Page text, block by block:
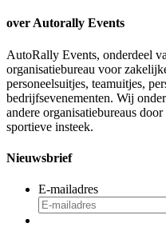
over Autorally Events
AutoRally Events, onderdeel
organisatiebureau voor
personeelsuitjes, teamuitjes,
bedrijfsevenementen. Wij
andere organisatiebureaus
sportieve insteek.
Nieuwsbrief
E-mailadres